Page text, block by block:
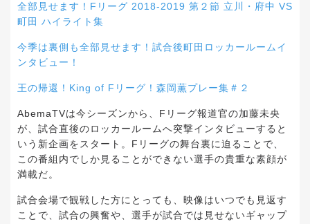
全部見せます！Fリーグ 2018-2019 第２節 立川・府中 VS
町田 ハイライト集
今季は裏側も全部見せます！試合後町田ロッカールームイ
ンタビュー！
王の帰還！King of Fリーグ！森岡薫プレー集＃２
AbemaTVは今シーズンから、Fリーグ報道官の加藤未央
が、試合直後のロッカールームへ突撃インタビューすると
いう新企画をスタート。Fリーグの舞台裏に迫ることで、
この番組内でしか見ることができない選手の貴重な素顔が
満載だ。
試合会場で観戦した方にとっても、映像はいつでも見返す
ことで、試合の興奮や、選手が試合では見せないギャップ